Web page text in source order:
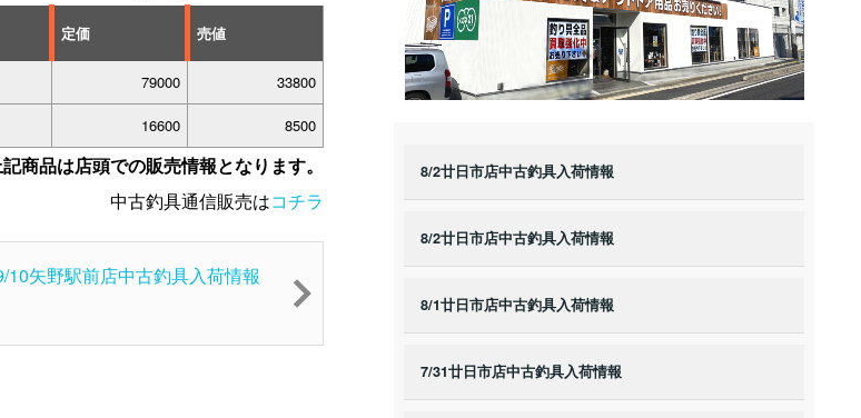
定価 売値
79000 33800
16600 8500
商品は店頭での販売情報となります。
中古釣具通信販売はコチラ
10矢野駅前店中古釣具入荷情報
8/2廿日市店中古釣具入荷情報
8/2廿日市店中古釣具入荷情報
8/1廿日市店中古釣具入荷情報
7/31廿日市店中古釣具入荷情報